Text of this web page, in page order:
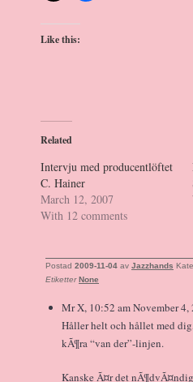
Like this:
Related
Intervju med producentlöftet
C. Hainer
March 12, 2007
With 12 comments
Postad 2009-11-04 av Jazzhands
Etiketter None
Mr X, 10:52 am November 4,
Håller helt och hållet med
kÃ¶ra “van der”-linjen.
Kanske Ã¤r det